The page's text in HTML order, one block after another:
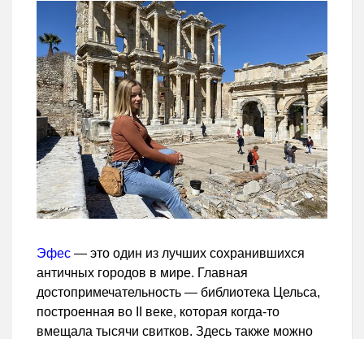
Эфес — это один из лучших сохранившихся
античных городов в мире. Главная
достопримечательность — библиотека Цельса,
построенная во II веке, которая когда-то
вмещала тысячи свитков. Здесь также можно